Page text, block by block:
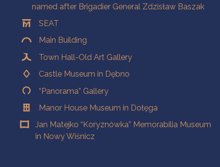
named after Brigadier General Zdzisław Baszak
SEAT
Main Building
Town Hall-Old Art Gallery
Castle Museum in Dębno
“Panorama” Gallery
Manor House Museum in Dołęga
Jan Matejko “Koryznówka” Memorabilia Museum
in Nowy Wiśnicz